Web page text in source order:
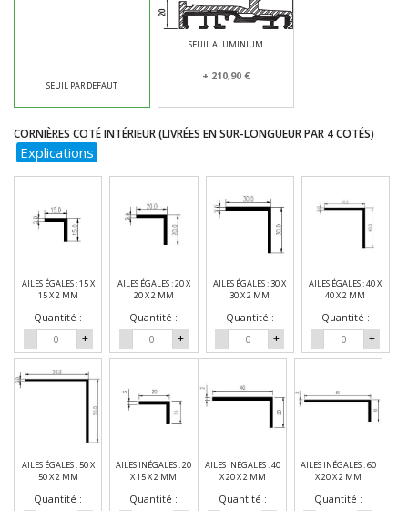
SEUIL PAR DEFAUT
SEUIL ALUMINIUM
+ 210,90 €
CORNIÈRES COTÉ INTÉRIEUR (LIVRÉES EN SUR-LONGUEUR PAR 4 COTÉS)
Explications
AILES ÉGALES : 15 X
15 X 2 MM
Quantité :
- +
AILES ÉGALES : 20 X
20 X 2 MM
Quantité :
- +
AILES ÉGALES : 30 X
30 X 2 MM
Quantité :
- +
AILES ÉGALES : 40 X
40 X 2 MM
Quantité :
- +
AILES ÉGALES : 50 X
50 X 2 MM
Quantité :
AILES INÉGALES : 20
X 15 X 2 MM
Quantité :
AILES INÉGALES : 40
X 20 X 2 MM
Quantité :
AILES INÉGALES : 60
X 20 X 2 MM
Quantité :